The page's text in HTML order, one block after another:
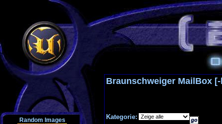
Random Images
Braunschweiger MailBox
Kategorie: